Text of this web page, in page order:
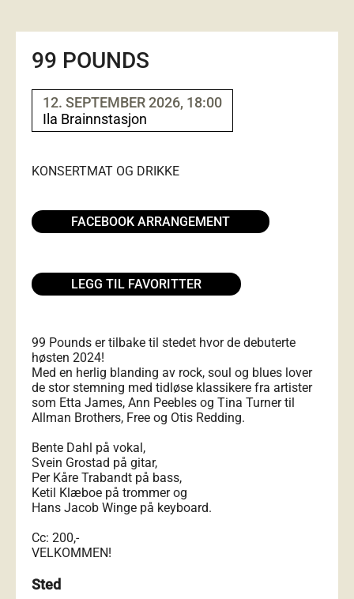
99 POUNDS
12. SEPTEMBER 2026, 18:00
Ila Brainnstasjon
KONSERTMAT OG DRIKKE
FACEBOOK ARRANGEMENT
LEGG TIL FAVORITTER
99 Pounds er tilbake til stedet hvor de debuterte
høsten 2024!
Med en herlig blanding av rock, soul og blues lover
de stor stemning med tidløse klassikere fra artister
som Etta James, Ann Peebles og Tina Turner til
Allman Brothers, Free og Otis Redding.
Bente Dahl på vokal,
Svein Grostad på gitar,
Per Kåre Trabandt på bass,
Ketil Klæboe på trommer og
Hans Jacob Winge på keyboard.
Cc: 200,-
VELKOMMEN!
Sted